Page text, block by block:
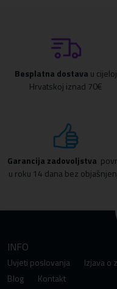
Besplatna dostava u cijeloj
Hrvatskoj iznad 70€
Garancija zadovoljstva
u roku 14 dana bez
INFO
Uvjeti poslovanja Izjava o
Blog
Kontakt